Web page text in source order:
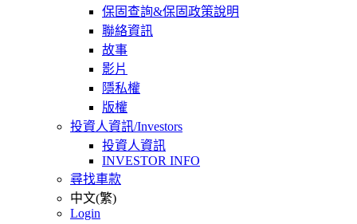
保固查詢&保固政策說明
聯絡資訊
故事
影片
隱私權
版權
投資人資訊/Investors
投資人資訊
INVESTOR INFO
尋找車款
中文(繁)
Login